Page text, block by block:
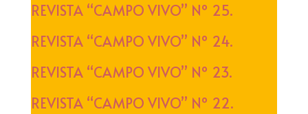
REVISTA “CAMPO VIVO” Nº 25.
REVISTA “CAMPO VIVO” Nº 24.
REVISTA “CAMPO VIVO” Nº 23.
REVISTA “CAMPO VIVO” Nº 22.